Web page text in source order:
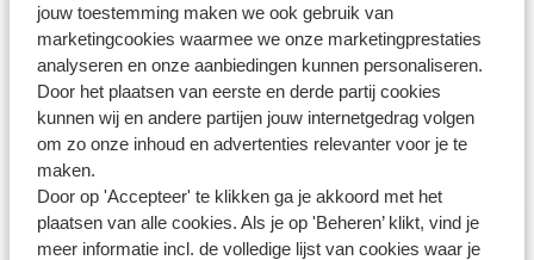
jouw toestemming maken we ook gebruik van
marketingcookies waarmee we onze marketingprestaties
analyseren en onze aanbiedingen kunnen personaliseren.
Door het plaatsen van eerste en derde partij cookies
kunnen wij en andere partijen jouw internetgedrag volgen
om zo onze inhoud en advertenties relevanter voor je te
maken.
Door op 'Accepteer' te klikken ga je akkoord met het
plaatsen van alle cookies. Als je op 'Beheren’ klikt, vind je
meer informatie incl. de volledige lijst van cookies waar je
Transavia - hoe kan ik een stoel reserveren?
Kunnen alle reizigers apart betalen?
Heb jij jouw antwoord niet gevonden?
Whatsapp ons!